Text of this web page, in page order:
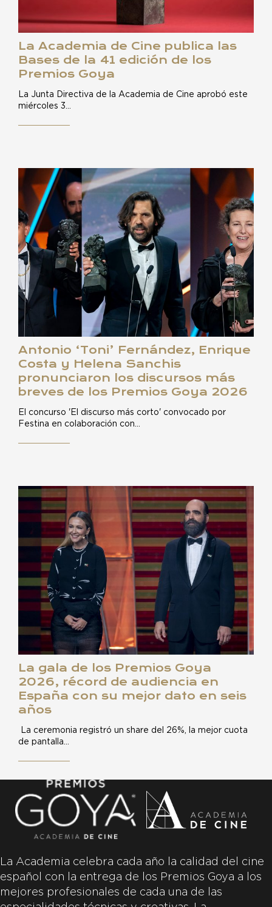
La Academia de Cine publica las
Bases de la 41 edición de los
Premios Goya
La Junta Directiva de la Academia de Cine aprobó este
miércoles 3…
Antonio ‘Toni’ Fernández, Enrique
Costa y Helena Sanchis
pronunciaron los discursos más
breves de los Premios Goya 2026
El concurso 'El discurso más corto' convocado por
Festina en colaboración con…
La gala de los Premios Goya
2026, récord de audiencia en
España con su mejor dato en seis
años
La ceremonia registró un share del 26%, la mejor cuota
de pantalla…
La Academia celebra cada año la calidad del cine
español con la entrega de los Premios Goya a los
mejores profesionales de cada una de las